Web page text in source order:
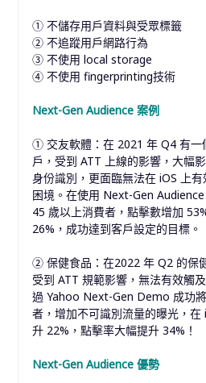
① 不儲存用戶資料與受眾標籤
② 不追蹤用戶網路行為
③ 不使用 local storage
④ 不使用 fingerprinting技術
Next-Gen Audience 案例
① 交友軟體：在 2021 年 Q4 有一
戶，受到 ATT 上線的影響，大幅
身份識別，更面臨無法在 iOS 上
困境。在使用 Next-Gen
45 歲以上消費者，點擊數增加
26%，成功達到客戶設定的目標。
② 保健食品：在2022 年 Q2 的保
受到 ATT 規範影響，無法有效觸
過 Yahoo Next-Gen Demo 成功
者，增加不可識別流量的曝光，在
升 22%，點擊率大幅提升 34%！
Next-Gen Audience 優勢